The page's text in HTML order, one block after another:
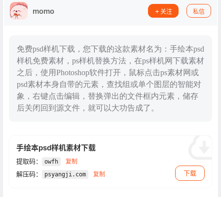
momo 关注 私信
免费psd样机下载，您下载的这款素材名为：手绘本psd
样机免费素材，ps样机替换方法，在ps样机网下载素材
之后，使用Photoshop软件打开，鼠标点击ps素材网或
psd素材本身自带的元素，查找组或单个图层的智能对
象，右键点击编辑，替换弹出的文件框内元素，储存
后关闭回到源文件，就可以大功告成了。
手绘本psd样机素材下载
提取码： owfh 复制
解压码： psyangji.com 复制 下载